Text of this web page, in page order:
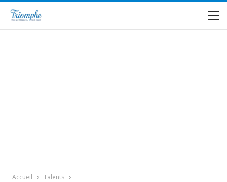
Accueil Talents